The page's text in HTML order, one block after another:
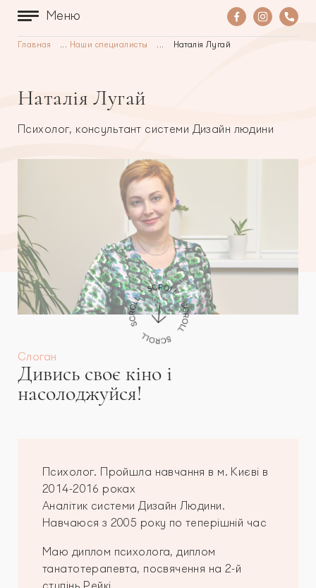
Меню
Наталія Лугай
Психолог, консультант системи Дизайн людини
Главная ... Наши специалисты ... Наталія Лугай
Слоган
Дивись своє кіно і
насолоджуйся!
Психолог. Пройшла навчання в м. Києві в
2014-2016 роках
Аналітик системи Дизайн Людини.
Навчаюся з 2005 року по теперішній час
Маю диплом психолога, диплом
танатотерапевта, посвячення на 2-й